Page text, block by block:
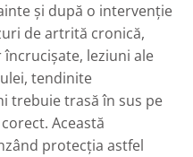
și după o intervenție
de artrită cronică,
leziuni ale
tendinite
trebuie trasă în sus pe
Această
protecția astfel